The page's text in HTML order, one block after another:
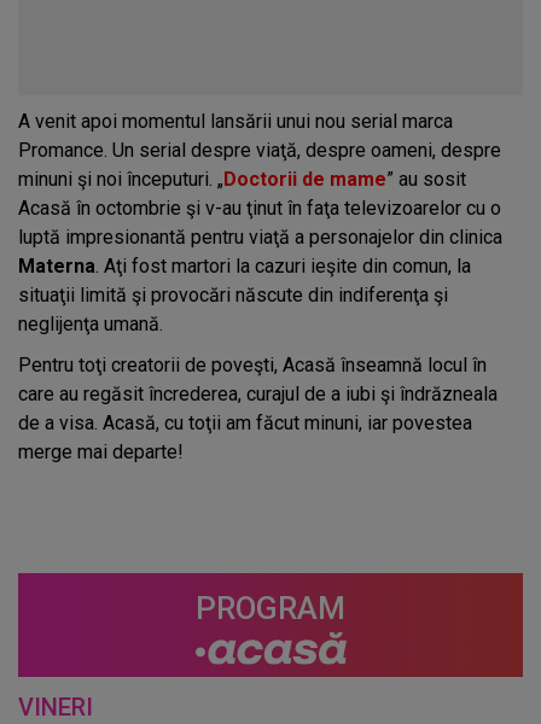
A venit apoi momentul lansării unui nou serial marca
Promance. Un serial despre viaţă, despre oameni, despre
minuni şi noi începuturi. „Doctorii de mame” au sosit
Acasă în octombrie şi v-au ţinut în faţa televizoarelor cu o
luptă impresionantă pentru viaţă a personajelor din clinica
Materna. Aţi fost martori la cazuri ieşite din comun, la
situaţii limită şi provocări născute din indiferenţa şi
neglijenţa umană.
Pentru toţi creatorii de poveşti, Acasă înseamnă locul în
care au regăsit încrederea, curajul de a iubi şi îndrăzneala
de a visa. Acasă, cu toţii am făcut minuni, iar povestea
merge mai departe!
PROGRAM
VINERI